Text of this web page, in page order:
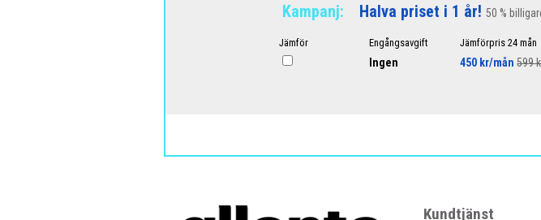
Kampanj: Halva priset i 1 år! 50 %
Jämför Engångsavgift
Ingen
Jämförpris 24 mån
450 kr/mån 599
Kundtjänst